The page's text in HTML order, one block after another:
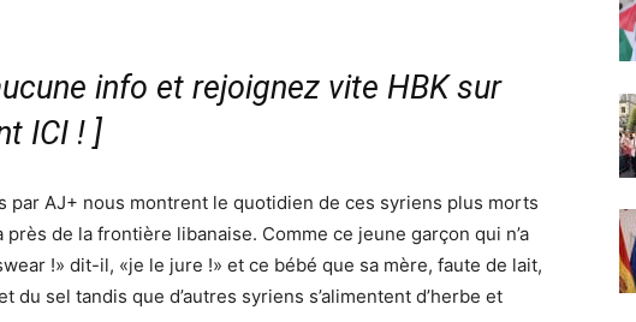
info et rejoignez vite HBK sur
ICI ! ]
par AJ+ nous montrent le quotidien de ces syriens plus morts
de la frontière libanaise. Comme ce jeune garçon qui n’a
!» dit-il, «je le jure !» et ce bébé que sa mère, faute de lait,
du sel tandis que d’autres syriens s’alimentent d’herbe et